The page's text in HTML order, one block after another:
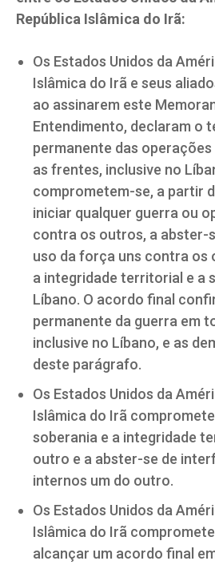
República Islâmica do Irã:
Os Estados Unidos da
Islâmica do Irã e seus
ao assinarem este
Entendimento, declaram o
permanente das
as frentes, inclusive no
comprometem-se, a partir
iniciar qualquer guerra ou
contra os outros, a abster-
uso da força uns contra os
a integridade territorial e a
Líbano. O acordo final
permanente da guerra em
inclusive no Líbano, e as
deste parágrafo.
Os Estados Unidos da
Islâmica do Irã
soberania e a integridade
outro e a abster-se de
internos um do outro.
Os Estados Unidos da
Islâmica do Irã
alcançar um acordo final